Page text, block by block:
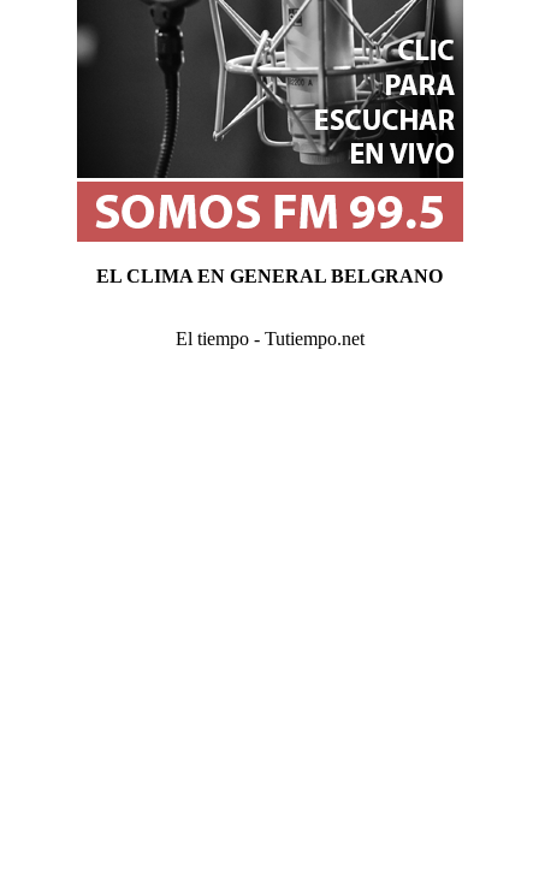
EL CLIMA EN GENERAL BELGRANO
El tiempo - Tutiempo.net